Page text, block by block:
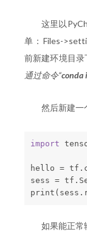
这里以
单：Files-
前新建环境目录
通过命令“conda
然后新建一个
import
hello =
sess =
如果能正常输